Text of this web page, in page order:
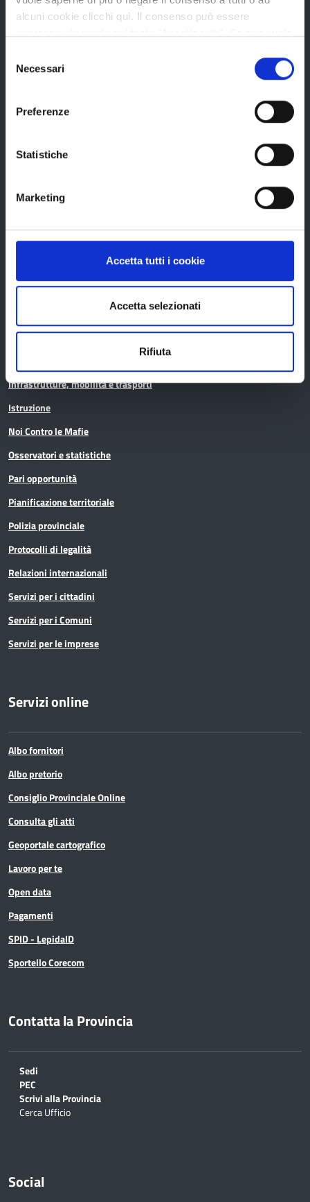
alcuni cookie clicchi qui. Il consenso può essere
tasto "Rifiuta".
delNecessari
Preferenze
Statistiche
Marketing
Accetta tutti i cookie
Accetta selezionati
Rifiuta
Edifici e Parchi
Avvisi pubblici
In scadenza
Bilancio
Conferenza Territoriale Sociale e Sanitaria (CTSS)
Infrastrutture, mobilità e trasporti
Istruzione
Noi Contro le Mafie
Osservatori e statistiche
Pari opportunità
Pianificazione territoriale
Polizia provinciale
Protocolli di legalità
Relazioni internazionali
Servizi per i cittadini
Servizi per i Comuni
Servizi per le imprese
Servizi online
Albo fornitori
Albo pretorio
Consiglio Provinciale Online
Consulta gli atti
Geoportale cartografico
Lavoro per te
Open data
Pagamenti
SPID - LepidaID
Sportello Corecom
Contatta la Provincia
Sedi
PEC
Scrivi alla Provincia
Cerca Ufficio
Social